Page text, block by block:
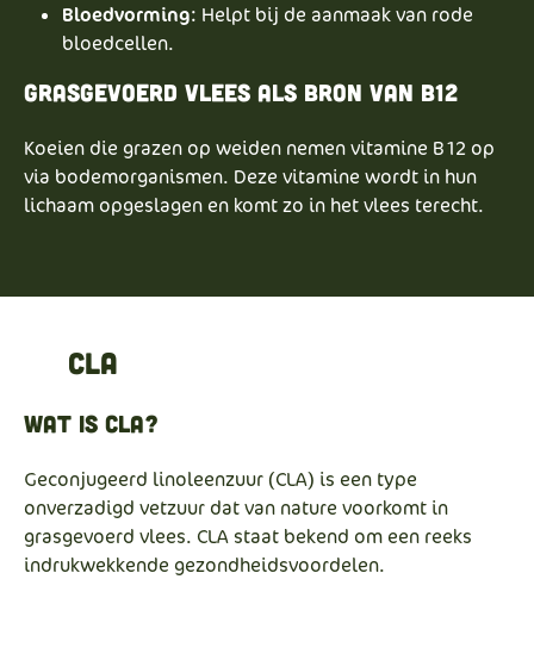
Bloedvorming: Helpt bij de aanmaak van rode
bloedcellen.
Grasgevoerd vlees als bron van b12
Koeien die grazen op weiden nemen vitamine B12 op
via bodemorganismen. Deze vitamine wordt in hun
lichaam opgeslagen en komt zo in het vlees terecht.
CLA
Wat is CLA?
Geconjugeerd linoleenzuur (CLA) is een type
onverzadigd vetzuur dat van nature voorkomt in
grasgevoerd vlees. CLA staat bekend om een reeks
indrukwekkende gezondheidsvoordelen.